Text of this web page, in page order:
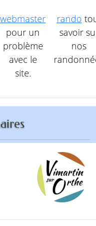
webmaster
pour un
problème
avec le
site.
rando
savoir
nos